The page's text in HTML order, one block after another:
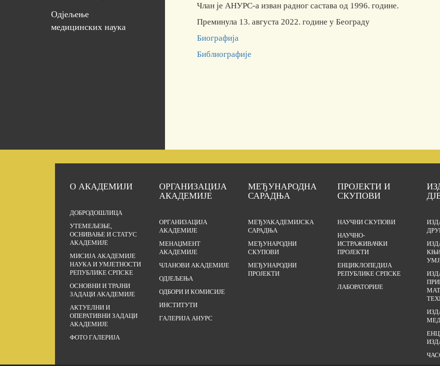
Одјељење
медицинских наука
Члан је АНУРС-а изван радног састава од 1996. године.
Преминула 13. августа 2022. године у Београду
Биографија
Библиографије
О АКАДЕМИЈИ
ДОБРОДОШЛИЦА
УТЕМЕЉЕЊЕ,
ОСНИВАЊЕ И СТАТУС
АКАДЕМИЈЕ
МИСИЈА АКАДЕМИЈЕ
НАУКА И УМЈЕТНОСТИ
РЕПУБЛИКЕ СРПСКЕ
ОСНОВНИ И ТРАЈНИ
ЗАДАЦИ АКАДЕМИЈЕ
АКТУЕЛНИ И
ОПЕРАТИВНИ ЗАДАЦИ
АКАДЕМИЈЕ
ФОТО ГАЛЕРИЈА
ОРГАНИЗАЦИЈА
АКАДЕМИЈЕ
ОРГАНИЗАЦИЈА
АКАДЕМИЈЕ
МЕНАЏМЕНТ
АКАДЕМИЈЕ
ЧЛАНОВИ АКАДЕМИЈЕ
ОДЈЕЉЕЊА
ОДБОРИ И КОМИСИЈЕ
ИНСТИТУТИ
ГАЛЕРИЈА АНУРС
МЕЂУНАРОДНА
САРАДЊА
МЕЂУАКАДЕМИЈСКА
САРАДЊА
МЕЂУНАРОДНИ
СКУПОВИ
МЕЂУНАРОДНИ
ПРОЈЕКТИ
ПРОЈЕКТИ И
СКУПОВИ
НАУЧНИ СКУПОВИ
НАУЧНО-
ИСТРАЖИВАЧКИ
ПРОЈЕКТИ
ЕНЦИКЛОПЕДИЈА
РЕПУБЛИКЕ СРПСКЕ
ЛАБОРАТОРИЈЕ